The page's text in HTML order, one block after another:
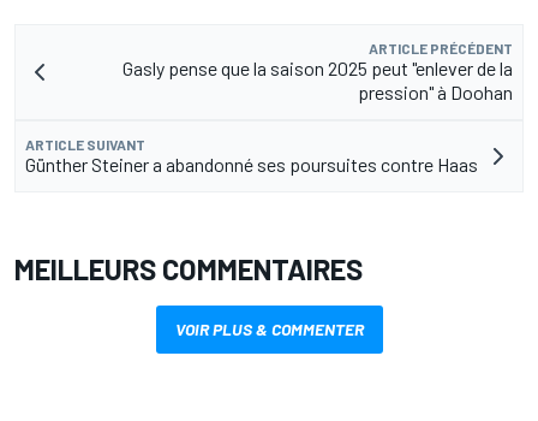
ARTICLE PRÉCÉDENT
Gasly pense que la saison 2025 peut "enlever de la
pression" à Doohan
ARTICLE SUIVANT
Günther Steiner a abandonné ses poursuites contre Haas
MEILLEURS COMMENTAIRES
VOIR PLUS & COMMENTER